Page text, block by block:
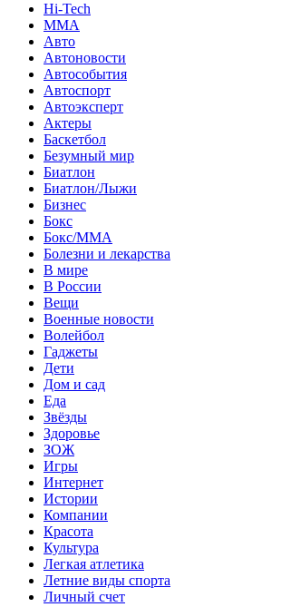
Hi-Tech
MMA
Авто
Автоновости
Автособытия
Автоспорт
Автоэксперт
Актеры
Баскетбол
Безумный мир
Биатлон
Биатлон/Лыжи
Бизнес
Бокс
Бокс/MMA
Болезни и лекарства
В мире
В России
Вещи
Военные новости
Волейбол
Гаджеты
Дети
Дом и сад
Еда
Звёзды
Здоровье
ЗОЖ
Игры
Интернет
Истории
Компании
Красота
Культура
Легкая атлетика
Летние виды спорта
Личный счет